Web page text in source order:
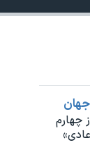
جهان
چهارم